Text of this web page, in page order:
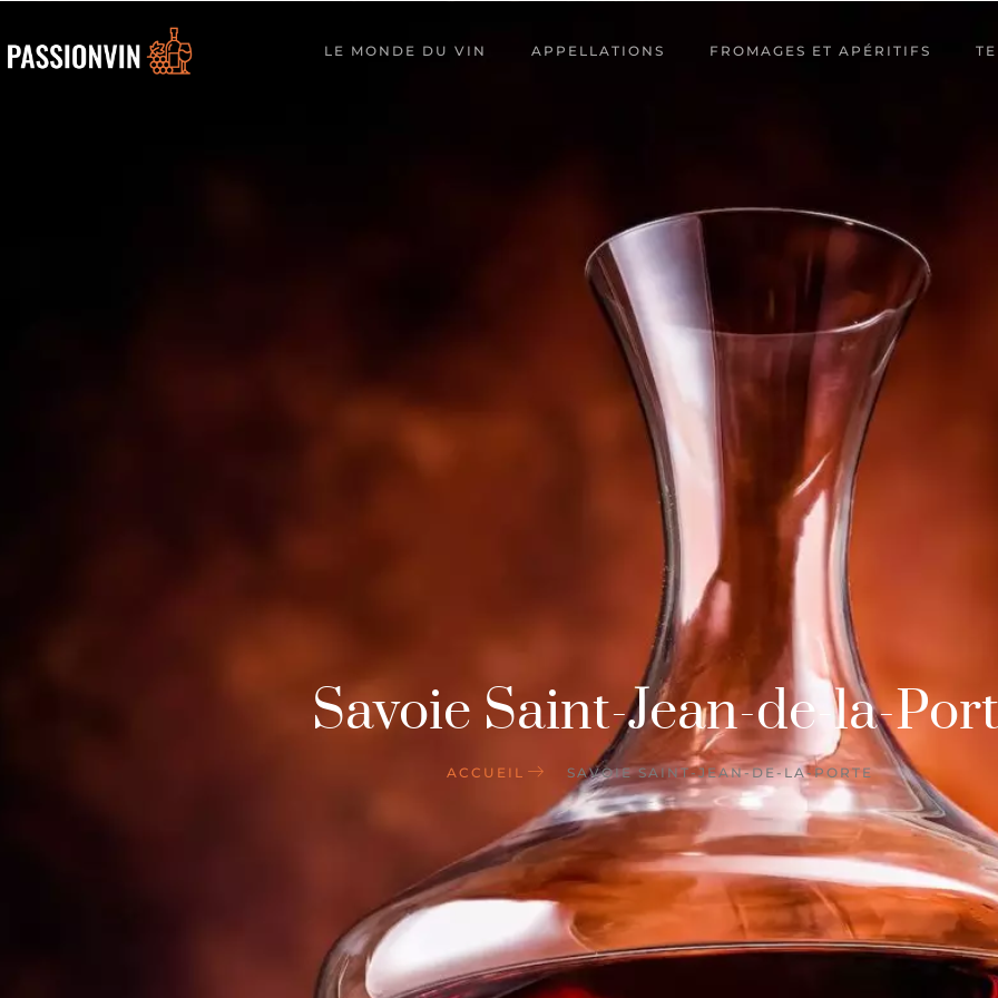
LE MONDE DU VIN APPELLATIONS FROMAGES ET APÉRITIFS
Savoie Saint-Jean-de-la-
ACCUEIL SAVOIE SAINT-JEAN-DE-LA-PORTE